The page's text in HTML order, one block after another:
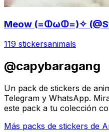
Meow (=ↀωↀ=)✧
119 stickersanimals
@capybaragang
Un pack de stickers de
Telegram y WhatsApp.
este pack a tu colección
Más packs de stickers de